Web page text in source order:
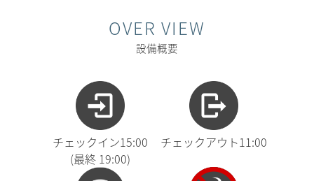
OVER VIEW
設備概要
チェックイン15:00
(最終 19:00)
チェックアウト11:00